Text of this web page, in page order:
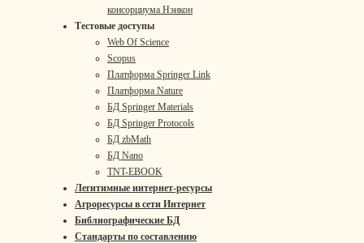
консорциума Нэикон
Тестовые доступы
Web Of Science
Scopus
Платформа Springer Link
Платформа Nature
БД Springer Materials
БД Springer Protocols
БД zbMath
БД Nano
TNT-EBOOK
Легитимные интернет-ресурсы
Агроресурсы в сети Интернет
Библиографические БД
Стандарты по составлению